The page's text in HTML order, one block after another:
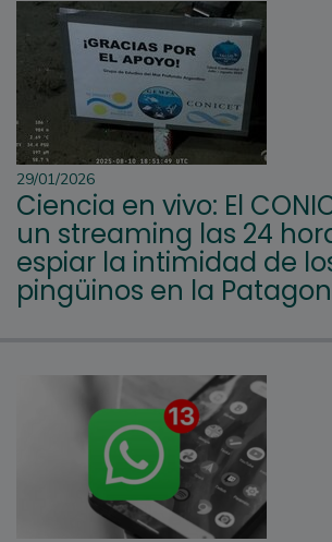
29/01/2026
Ciencia en vivo: El
un streaming las 24
espiar la intimidad de
pingüinos en la